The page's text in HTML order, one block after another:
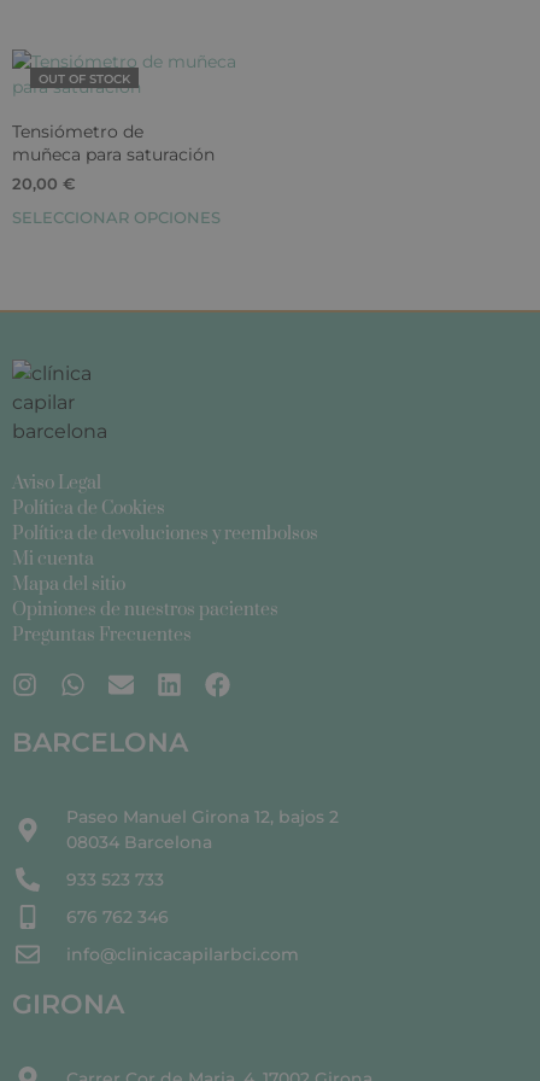
OUT OF STOCK
Tensiómetro de
muñeca para saturación
20,00 €
SELECCIONAR OPCIONES
Aviso Legal
Política de Cookies
Política de devoluciones y reembolsos
Mi cuenta
Mapa del sitio
Opiniones de nuestros pacientes
Preguntas Frecuentes
BARCELONA
Paseo Manuel Girona 12, bajos 2
08034 Barcelona
933 523 733
676 762 346
info@clinicacapilarbci.com
GIRONA